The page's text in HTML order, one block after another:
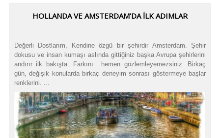
HOLLANDA VE AMSTERDAM'DA İLK ADIMLAR
Değerli Dostlarım, Kendine özgü bir şehirdir Amsterdam. Şehir
dokusu ve insan kumaşı aslında gittiğiniz başka Avrupa şehirlerini
andırır ilk bakışta. Farkını hemen gözlemleyemezsiniz. Birkaç
gün, değişik konularda birkaç deneyim sonrası göstermeye başlar
renklerini. ...